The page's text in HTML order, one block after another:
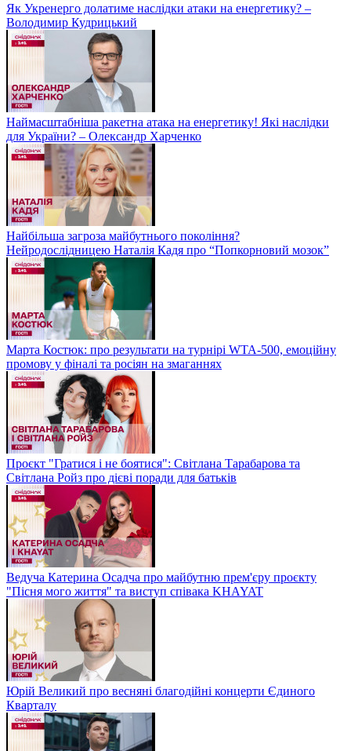
Як Укренерго долатиме наслідки атаки на енергетику? –
Володимир Кудрицький
Наймасштабніша ракетна атака на енергетику! Які наслідки
для України? – Олександр Харченко
Найбільша загроза майбутнього покоління?
Нейродослідницею Наталія Кадя про “Попкорновий мозок”
Марта Костюк: про результати на турнірі WTA-500, емоційну
промову у фіналі та росіян на змаганнях
Проєкт "Гратися і не боятися": Світлана Тарабарова та
Світлана Ройз про дієві поради для батьків
Ведуча Катерина Осадча про майбутню прем'єру проєкту
"Пісня мого життя" та виступ співака KHAYAT
Юрій Великий про весняні благодійні концерти Єдиного
Кварталу